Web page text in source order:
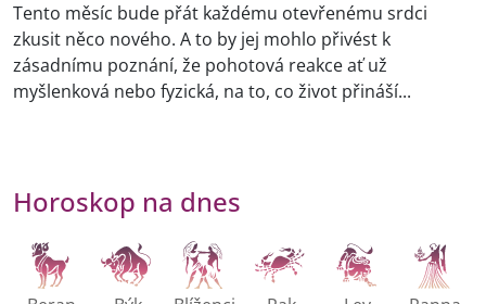
Tento měsíc bude přát každému otevřenému srdci
zkusit něco nového. A to by jej mohlo přivést k
zásadnímu poznání, že pohotová reakce ať už
myšlenková nebo fyzická, na to, co život přináší...
Horoskop na dnes